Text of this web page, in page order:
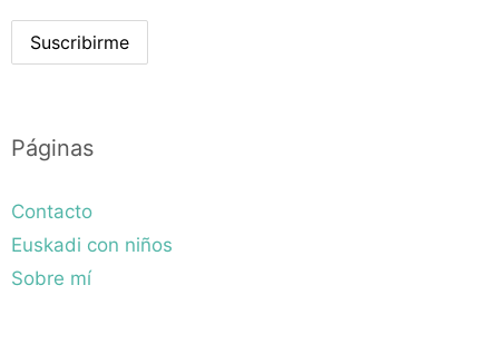
Páginas
Contacto
Euskadi con niños
Sobre mí